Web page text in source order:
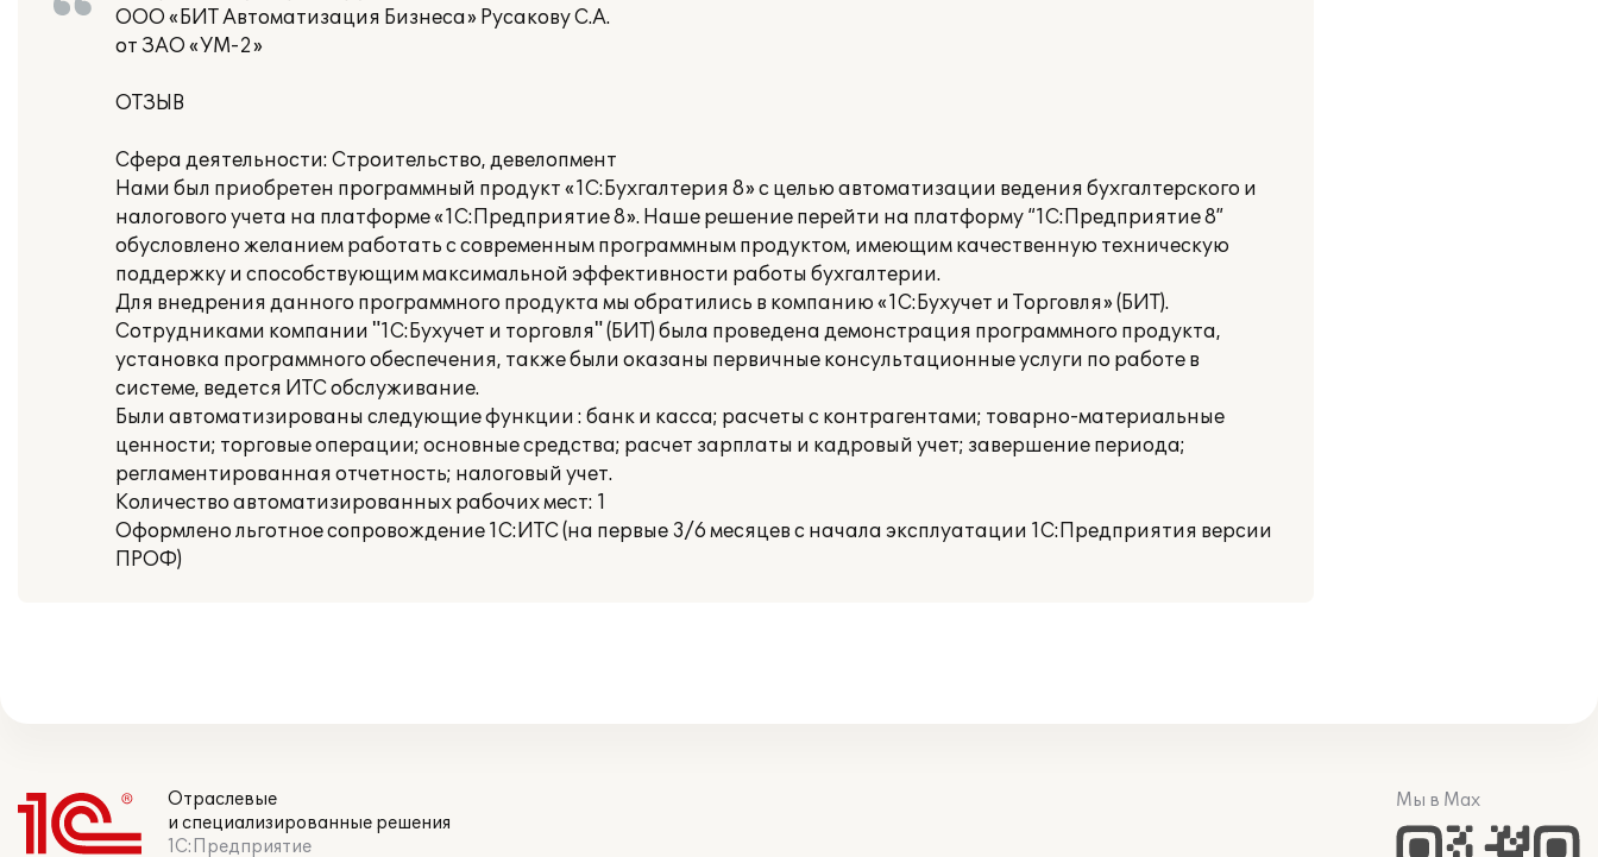
ООО «БИТ Автоматизация Бизнеса» Русакову С.А.
от ЗАО «УМ-2»
ОТЗЫВ
Сфера деятельности: Строительство, девелопмент
Нами был приобретен программный продукт «1С:Бухгалтерия 8» с целью автоматизации ведения бухгалтерского и
налогового учета на платформе «1С:Предприятие 8». Наше решение перейти на платформу “1С:Предприятие 8”
обусловлено желанием работать с современным программным продуктом, имеющим качественную техническую
поддержку и способствующим максимальной эффективности работы бухгалтерии.
Для внедрения данного программного продукта мы обратились в компанию «1С:Бухучет и Торговля» (БИТ).
Сотрудниками компании "1С:Бухучет и торговля" (БИТ) была проведена демонстрация программного продукта,
установка программного обеспечения, также были оказаны первичные консультационные услуги по работе в
системе, ведется ИТС обслуживание.
Были автоматизированы следующие функции : банк и касса; расчеты с контрагентами; товарно-материальные
ценности; торговые операции; основные средства; расчет зарплаты и кадровый учет; завершение периода;
регламентированная отчетность; налоговый учет.
Количество автоматизированных рабочих мест: 1
Оформлено льготное сопровождение 1С:ИТС (на первые 3/6 месяцев с начала эксплуатации 1С:Предприятия версии
ПРОФ)
Отраслевые
и специализированные решения
1С:Предприятие
Мы в Max